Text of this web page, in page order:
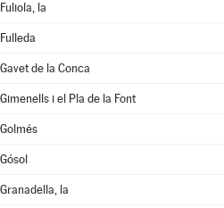
Fuliola, la
Fulleda
Gavet de la Conca
Gimenells i el Pla de la Font
Golmés
Gósol
Granadella, la